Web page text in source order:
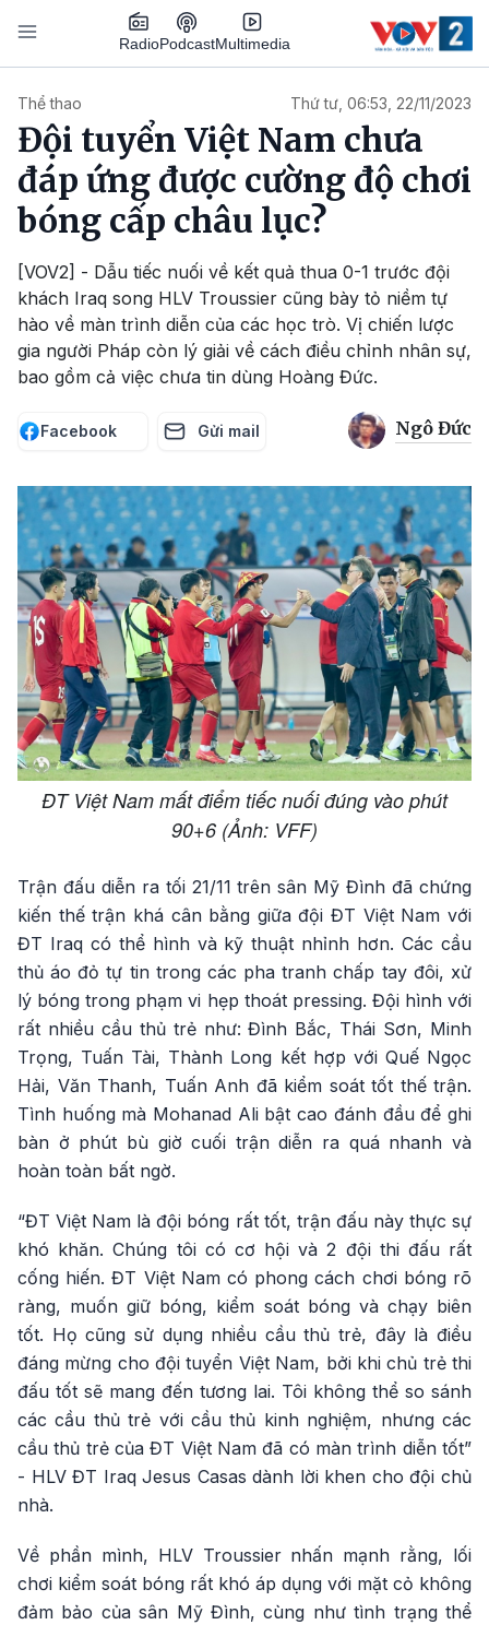
Nhảy đến nội dung
RadioPodcastMultimedia
Thể thao Thứ tư, 06:53, 22/11/2023
Đội tuyển Việt Nam chưa
đáp ứng được cường độ chơi
bóng cấp châu lục?
[VOV2] - Dẫu tiếc nuối về kết quả thua 0-1 trước đội
khách Iraq song HLV Troussier cũng bày tỏ niềm tự
hào về màn trình diễn của các học trò. Vị chiến lược
gia người Pháp còn lý giải về cách điều chỉnh nhân sự,
bao gồm cả việc chưa tin dùng Hoàng Đức.
Facebook Gửi mail Ngô Đức
ĐT Việt Nam mất điểm tiếc nuối đúng vào phút
90+6 (Ảnh: VFF)
Trận đấu diễn ra tối 21/11 trên sân Mỹ Đình đã chứng
kiến thế trận khá cân bằng giữa đội ĐT Việt Nam với
ĐT Iraq có thể hình và kỹ thuật nhỉnh hơn. Các cầu
thủ áo đỏ tự tin trong các pha tranh chấp tay đôi, xử
lý bóng trong phạm vi hẹp thoát pressing. Đội hình với
rất nhiều cầu thủ trẻ như: Đình Bắc, Thái Sơn, Minh
Trọng, Tuấn Tài, Thành Long kết hợp với Quế Ngọc
Hải, Văn Thanh, Tuấn Anh đã kiểm soát tốt thế trận.
Tình huống mà Mohanad Ali bật cao đánh đầu để ghi
bàn ở phút bù giờ cuối trận diễn ra quá nhanh và
hoàn toàn bất ngờ.
“ĐT Việt Nam là đội bóng rất tốt, trận đấu này thực sự
khó khăn. Chúng tôi có cơ hội và 2 đội thi đấu rất
cống hiến. ĐT Việt Nam có phong cách chơi bóng rõ
ràng, muốn giữ bóng, kiểm soát bóng và chạy biên
tốt. Họ cũng sử dụng nhiều cầu thủ trẻ, đây là điều
đáng mừng cho đội tuyển Việt Nam, bởi khi chủ trẻ thi
đấu tốt sẽ mang đến tương lai. Tôi không thể so sánh
các cầu thủ trẻ với cầu thủ kinh nghiệm, nhưng các
cầu thủ trẻ của ĐT Việt Nam đã có màn trình diễn tốt”
- HLV ĐT Iraq Jesus Casas dành lời khen cho đội chủ
nhà.
Về phần mình, HLV Troussier nhấn mạnh rằng, lối
chơi kiểm soát bóng rất khó áp dụng với mặt cỏ không
đảm bảo của sân Mỹ Đình, cùng như tình trạng thể